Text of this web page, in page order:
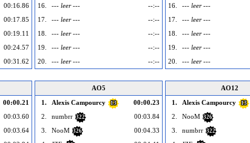
00:16.86
00:17.85
00:19.11
00:24.57
00:31.62
16.
--- leer ---
--:--
17.
--- leer ---
--:--
18.
--- leer ---
--:--
19.
--- leer ---
--:--
20.
--- leer --- --:--
16.
--- leer ---
17.
--- leer ---
18.
--- leer ---
19.
--- leer ---
20.
--- leer ---
00:00.21
00:03.60
00:03.64
AO5
1.
Alexis Campourcy 13
00:00.23
2.
numbrr 322
00:03.84
3.
NooM 326
00:04.33
AO12
1.
Alexis Campourcy 13
2.
NooM 326
3.
numbrr 322